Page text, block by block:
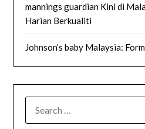
mannings guardian Kini di
Harian Berkualiti
Johnson’s baby Malaysia:
FOR: